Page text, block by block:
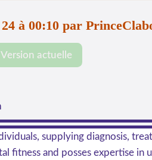
à 00:10 par
Version actuelle